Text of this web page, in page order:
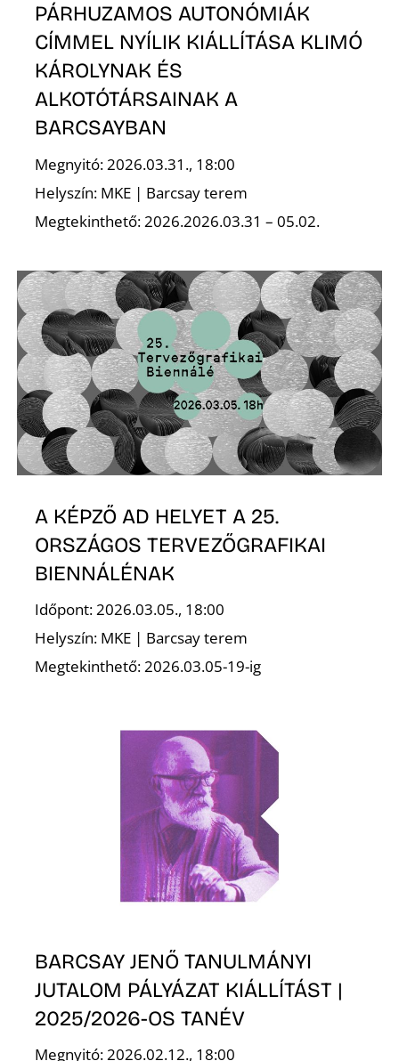
PÁRHUZAMOS AUTONÓMIÁK
CÍMMEL NYÍLIK KIÁLLÍTÁSA KLIMÓ
KÁROLYNAK ÉS
ALKOTÓTÁRSAINAK A
BARCSAYBAN
Megnyitó: 2026.03.31., 18:00
Helyszín: MKE | Barcsay terem
Megtekinthető: 2026.2026.03.31 – 05.02.
A KÉPZŐ AD HELYET A 25.
ORSZÁGOS TERVEZŐGRAFIKAI
BIENNÁLÉNAK
Időpont: 2026.03.05., 18:00
Helyszín: MKE | Barcsay terem
Megtekinthető: 2026.03.05-19-ig
BARCSAY JENŐ TANULMÁNYI
JUTALOM PÁLYÁZAT KIÁLLÍTÁST |
2025/2026-OS TANÉV
Megnyitó: 2026.02.12., 18:00